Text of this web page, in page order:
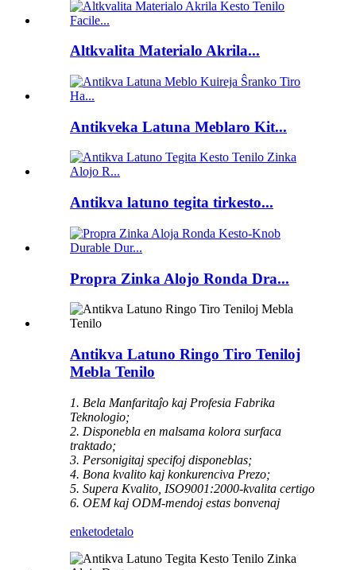
Altkvalita Materialo Akrila...
Antikveka Latuna Meblaro Kit...
Antikva latuno tegita tirkesto...
Propra Zinka Alojo Ronda Dra...
Antikva Latuno Ringo Tiro Teniloj
Mebla Tenilo
1. Bela Manfaritaĵo kaj Profesia Fabrika
Teknologio;
2. Disponebla en malsama kolora surfaca
traktado;
3. Personigitaj specifoj disponeblas;
4. Bona kvalito kaj konkurenciva Prezo;
5. Supera Kvalito, ISO9001:2000-kvalita certigo
6. OEM kaj ODM-mendoj estas bonvenaj
enketodetalo